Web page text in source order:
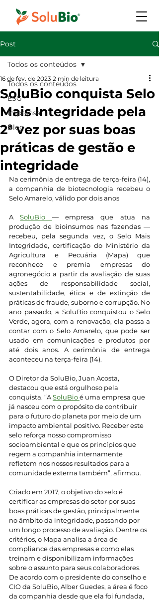
Post
Todos os conteúdos
ESG
Imprensa
Blog
Todos os conteúdos
SoluBio conquista Selo
Mais Integridade pela
2ª vez por suas boas
práticas de gestão e
integridade
16 de fev. de 2023 2 min de leitura
Na cerimônia de entrega de terça-feira (14),
a companhia de biotecnologia recebeu o
Selo Amarelo, válido por dois anos
A SoluBio — empresa que atua na
produção de bioinsumos nas fazendas —
recebeu, pela segunda vez, o Selo Mais
Integridade, certificação do Ministério da
Agricultura e Pecuária (Mapa) que
reconhece e premia empresas do
agronegócio a partir da avaliação de suas
ações de responsabilidade social,
sustentabilidade, ética e de extinção de
práticas de fraude, suborno e corrupção. No
ano passado, a SoluBio conquistou o Selo
Verde, agora, com a renovação, ela passa a
contar com o Selo Amarelo, que pode ser
usado em comunicações e produtos por
até dois anos. A cerimônia de entrega
aconteceu na terça-feira (14).
O Diretor da SoluBio, Juan Acosta,
destacou que está orgulhoso pela
conquista. “A SoluBio é uma empresa que
já nasceu com o propósito de contribuir
para o futuro do planeta por meio de um
impacto ambiental positivo. Receber este
selo reforça nosso compromisso
socioambiental e que os princípios que
regem a companhia internamente
refletem nos nossos resultados para a
comunidade externa também”, afirmou.
Criado em 2017, o objetivo do selo é
certificar as empresas do setor por suas
boas práticas de gestão, principalmente
no âmbito da integridade, passando por
um longo processo de avaliação. Dentre os
critérios, o Mapa analisa a área de
compliance das empresas e como elas
treinam e disponibilizam informações
sobre o assunto para seus colaboradores.
De acordo com o presidente do conselho e
CIO da SoluBio, Alber Guedes, a área é foco
da companhia desde que ela foi fundada,